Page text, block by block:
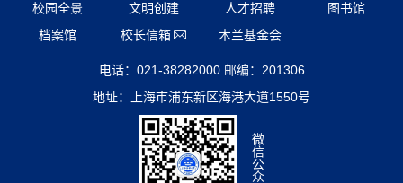
校园全景
文明创建 人才招聘
图书馆
档案馆
校长信箱 木兰基金会
电话：021-38282000 邮编：201306
地址：上海市浦东新区海港大道1550号
微
信
公
众